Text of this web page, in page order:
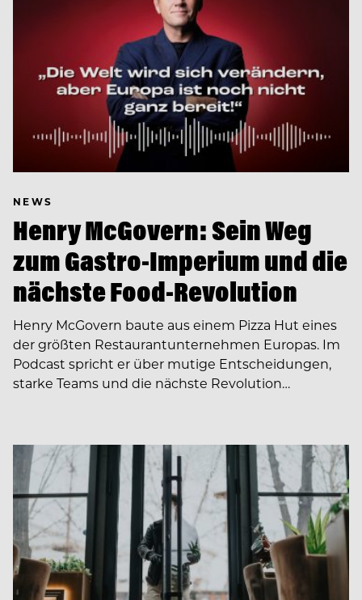
NEWS
Henry McGovern: Sein Weg
zum Gastro-Imperium und die
nächste Food-Revolution
Henry McGovern baute aus einem Pizza Hut eines
der größten Restaurantunternehmen Europas. Im
Podcast spricht er über mutige Entscheidungen,
starke Teams und die nächste Revolution…